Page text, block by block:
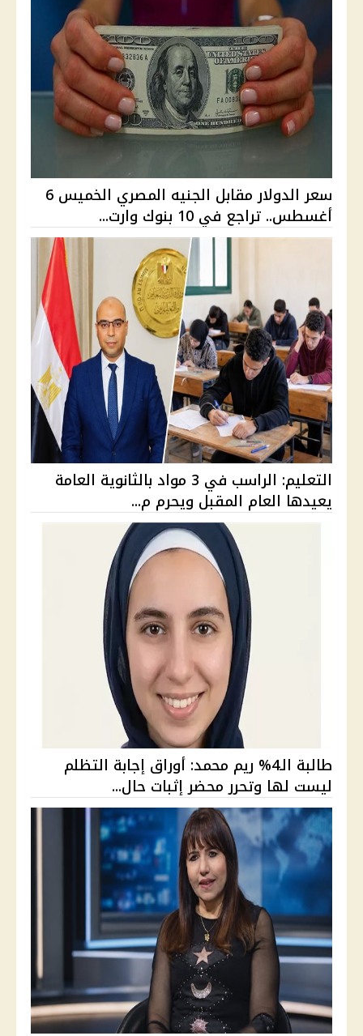
سعر الدولار مقابل الجنيه المصري الخميس 6
أغسطس.. تراجع في 10 بنوك وارت...
التعليم: الراسب في 3 مواد بالثانوية العامة
يعيدها العام المقبل ويحرم م...
طالبة الـ4% ريم محمد: أوراق إجابة التظلم
ليست لها وتحرر محضر إثبات حال...